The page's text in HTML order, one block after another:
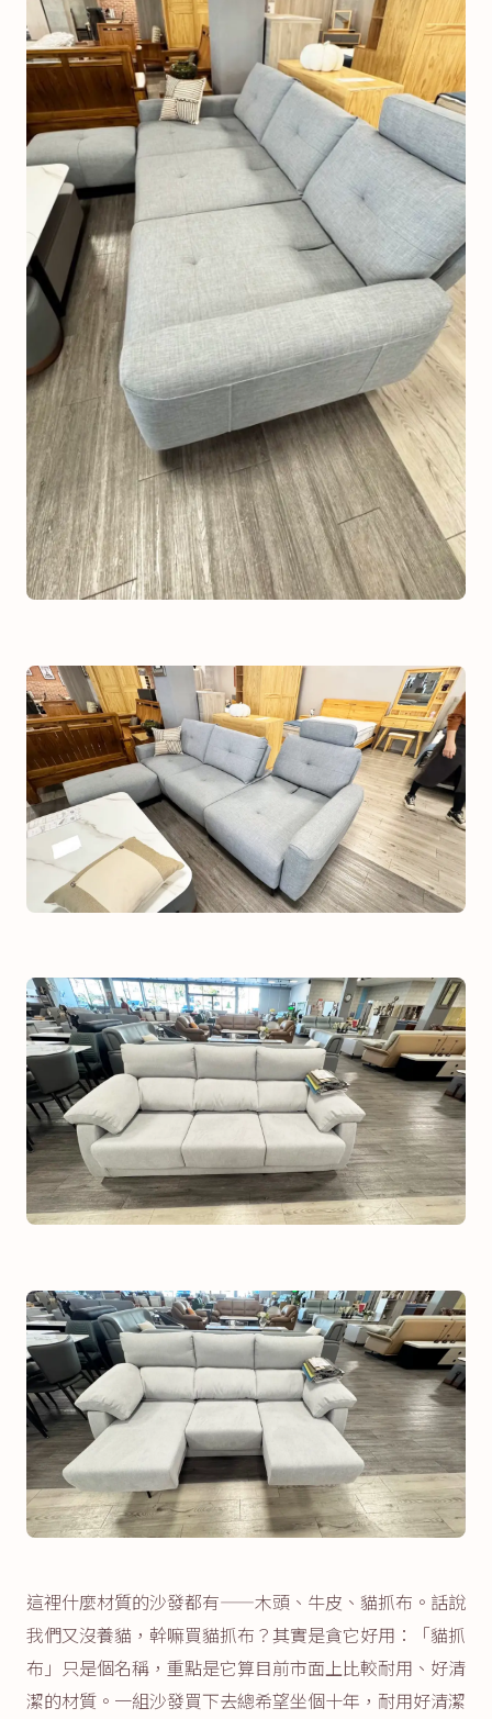
這裡什麼材質的沙發都有——木頭、牛皮、貓抓布。話說
我們又沒養貓，幹嘛買貓抓布？其實是貪它好用：「貓抓
布」只是個名稱，重點是它算目前市面上比較耐用、好清
潔的材質。一組沙發買下去總希望坐個十年，耐用好清潔